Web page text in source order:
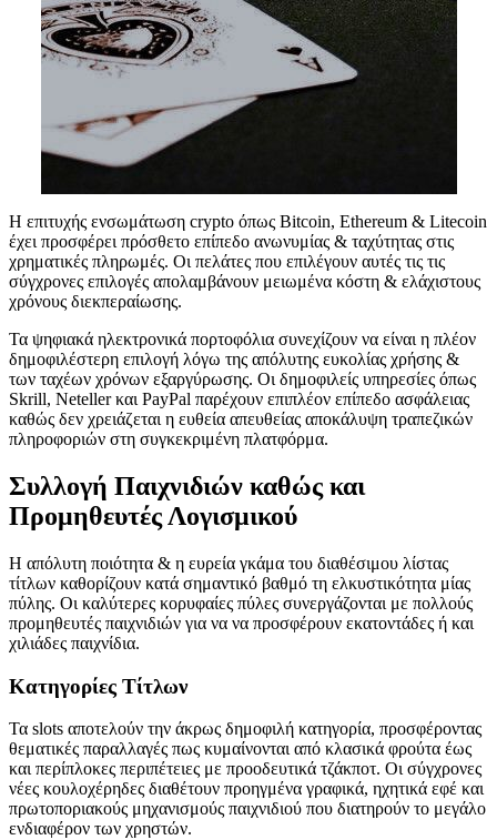
Η επιτυχής ενσωμάτωση crypto όπως Bitcoin, Ethereum & Litecoin
έχει προσφέρει πρόσθετο επίπεδο ανωνυμίας & ταχύτητας στις
χρηματικές πληρωμές. Οι πελάτες που επιλέγουν αυτές τις τις
σύγχρονες επιλογές απολαμβάνουν μειωμένα κόστη & ελάχιστους
χρόνους διεκπεραίωσης.
Τα ψηφιακά ηλεκτρονικά πορτοφόλια συνεχίζουν να είναι η πλέον
δημοφιλέστερη επιλογή λόγω της απόλυτης ευκολίας χρήσης &
των ταχέων χρόνων εξαργύρωσης. Οι δημοφιλείς υπηρεσίες όπως
Skrill, Neteller και PayPal παρέχουν επιπλέον επίπεδο ασφάλειας
καθώς δεν χρειάζεται η ευθεία απευθείας αποκάλυψη τραπεζικών
πληροφοριών στη συγκεκριμένη πλατφόρμα.
Συλλογή Παιχνιδιών καθώς και
Προμηθευτές Λογισμικού
Η απόλυτη ποιότητα & η ευρεία γκάμα του διαθέσιμου λίστας
τίτλων καθορίζουν κατά σημαντικό βαθμό τη ελκυστικότητα μίας
πύλης. Οι καλύτερες κορυφαίες πύλες συνεργάζονται με πολλούς
προμηθευτές παιχνιδιών για να να προσφέρουν εκατοντάδες ή και
χιλιάδες παιχνίδια.
Κατηγορίες Τίτλων
Τα slots αποτελούν την άκρως δημοφιλή κατηγορία, προσφέροντας
θεματικές παραλλαγές πως κυμαίνονται από κλασικά φρούτα έως
και περίπλοκες περιπέτειες με προοδευτικά τζάκποτ. Οι σύγχρονες
νέες κουλοχέρηδες διαθέτουν προηγμένα γραφικά, ηχητικά εφέ και
πρωτοποριακούς μηχανισμούς παιχνιδιού που διατηρούν το μεγάλο
ενδιαφέρον των χρηστών.